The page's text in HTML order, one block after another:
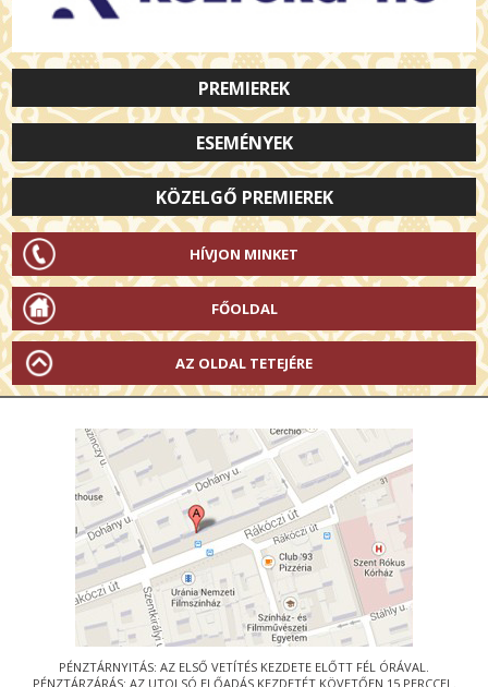
PREMIEREK
ESEMÉNYEK
KÖZELGŐ PREMIEREK
HÍVJON MINKET
FŐOLDAL
AZ OLDAL TETEJÉRE
PÉNZTÁRNYITÁS: AZ ELSŐ VETÍTÉS KEZDETE ELŐTT FÉL ÓRÁVAL.
PÉNZTÁRZÁRÁS: AZ UTOLSÓ ELŐADÁS KEZDETÉT KÖVETŐEN 15 PERCCEL.